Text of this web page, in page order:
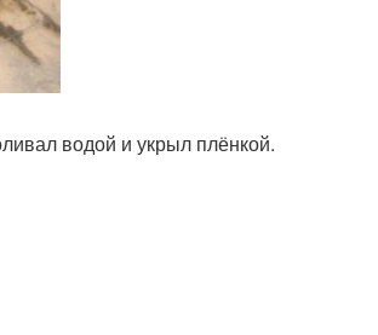
водой и укрыл плёнкой.